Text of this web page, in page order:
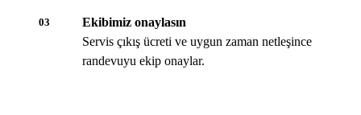
03
Ekibimiz onaylasın
Servis çıkış ücreti ve uygun zaman netleşince
randevuyu ekip onaylar.